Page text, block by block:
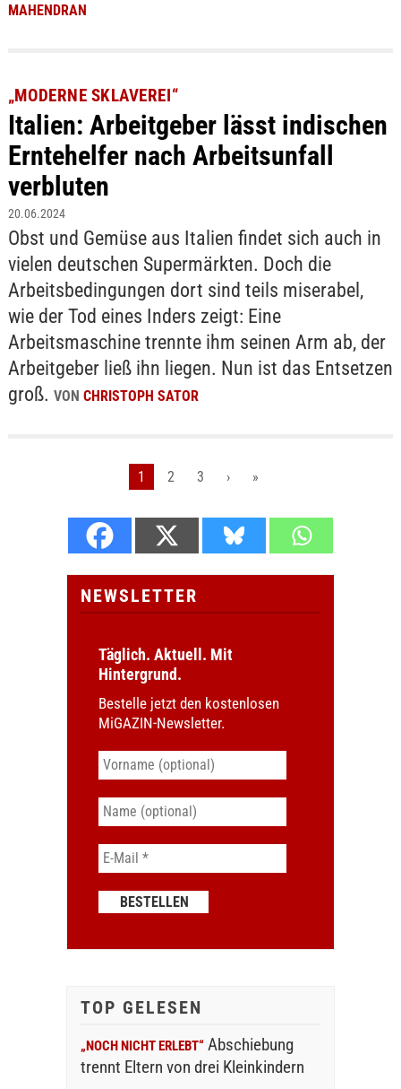
MAHENDRAN
„MODERNE SKLAVEREI“
Italien: Arbeitgeber lässt indischen
Erntehelfer nach Arbeitsunfall
verbluten
20.06.2024
Obst und Gemüse aus Italien findet sich auch in
vielen deutschen Supermärkten. Doch die
Arbeitsbedingungen dort sind teils miserabel,
wie der Tod eines Inders zeigt: Eine
Arbeitsmaschine trennte ihm seinen Arm ab, der
Arbeitgeber ließ ihn liegen. Nun ist das Entsetzen
groß. VON CHRISTOPH SATOR
1 2 3 › »
NEWSLETTER
Täglich. Aktuell. Mit
Hintergrund.
Bestelle jetzt den kostenlosen
MiGAZIN-Newsletter.
TOP GELESEN
„NOCH NICHT ERLEBT“ Abschiebung
trennt Eltern von drei Kleinkindern